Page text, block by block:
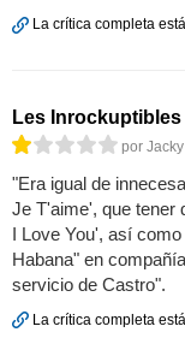
La crítica completa
Les Inrockuptibles
por
"Era igual de
Je T'aime', que tener
I Love You', así
Habana" en
servicio de Castro".
La crítica completa